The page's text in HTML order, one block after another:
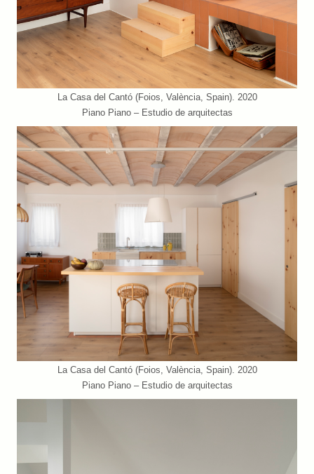
La Casa del Cantó (Foios, València, Spain). 2020
Piano Piano – Estudio de arquitectas
La Casa del Cantó (Foios, València, Spain). 2020
Piano Piano – Estudio de arquitectas